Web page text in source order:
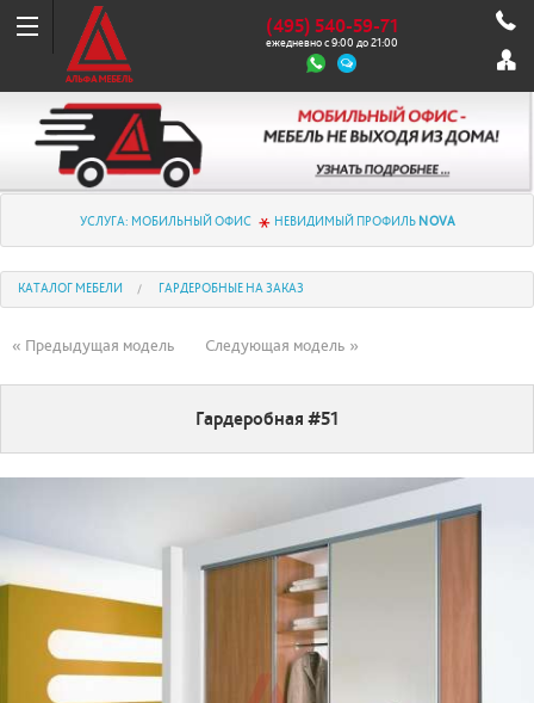
(495) 540-59-71
ежедневно с 9:00 до 21:00
УСЛУГА: МОБИЛЬНЫЙ ОФИС НЕВИДИМЫЙ ПРОФИЛЬ NOVA
КАТАЛОГ МЕБЕЛИ ГАРДЕРОБНЫЕ НА ЗАКАЗ
« Предыдущая модель Следующая модель »
Гардеробная #51